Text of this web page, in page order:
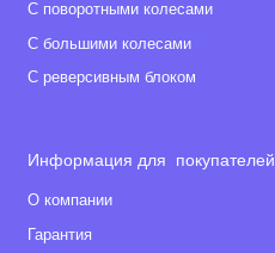
С поворотными колесами
С большими колесами
С реверсивным блоком
Информация для покупателей
О компании
Гарантия